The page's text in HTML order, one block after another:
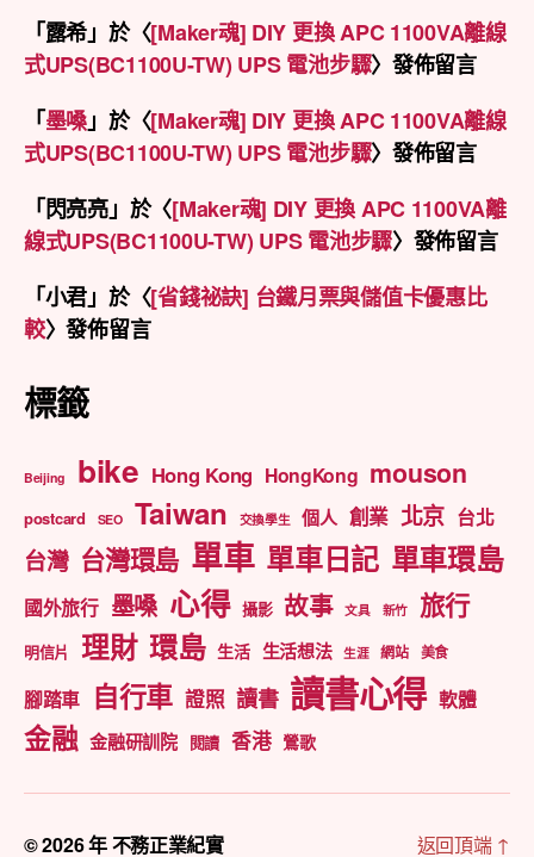
「露希」於〈[Maker魂] DIY 更換 APC 1100VA離線
式UPS(BC1100U-TW) UPS 電池步驟〉發佈留言
「墨嗓」於〈[Maker魂] DIY 更換 APC 1100VA離線
式UPS(BC1100U-TW) UPS 電池步驟〉發佈留言
「閃亮亮」於〈[Maker魂] DIY 更換 APC 1100VA離
線式UPS(BC1100U-TW) UPS 電池步驟〉發佈留言
「小君」於〈[省錢祕訣] 台鐵月票與儲值卡優惠比
較〉發佈留言
標籤
Beijing bike Hong Kong HongKong mouson
postcard SEO Taiwan 交換學生 個人 創業 北京 台北
台灣 台灣環島 單車 單車日記 單車環島
國外旅行 墨嗓 心得 攝影 故事 文具 新竹 旅行
明信片 理財 環島 生活 生活想法 生涯 網站 美食
腳踏車 自行車 證照 讀書 讀書心得 軟體
金融 金融研訓院 閱讀 香港 鶯歌
© 2026 年不務正業紀實 返回頂端 ↑